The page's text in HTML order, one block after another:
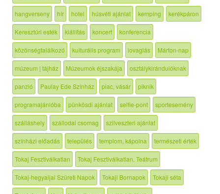
hangverseny hír hotel húsvéti ajánlat kemping kerékpáron
Keresztúri esték kiállítás koncert konferencia
közönségtalálkozó kulturális program lovaglás Márton-nap
múzeum | tájház Múzeumok éjszakája osztálykirándulóknak
panzió Paulay Ede Színház piac, vásár piknik
programajánlóba pünkösdi ajánlat selfie-pont sportesemény
szálláshely szállodai csomag szilveszteri ajánlat
színházi előadás település templom, kápolna természeti érték
Tokaj Fesztiválkatlan Tokaj Fesztiválkatlan, Teátrum
Tokaj-hegyaljai Szüreti Napok Tokaji Bornapok Tokaji séta